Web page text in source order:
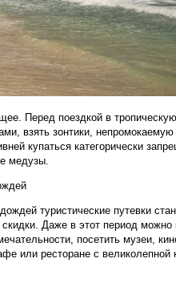
Перед поездкой в тропическую
взять зонтики, непромокаемую
купаться категорически
медузы.
туристические путевки
Даже в этот период можно
посетить музеи,
или ресторане с великолепной